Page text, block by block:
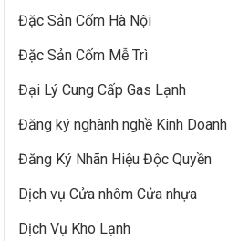
Đặc Sản Cốm Hà Nội
Đặc Sản Cốm Mễ Trì
Đại Lý Cung Cấp Gas Lạnh
Đăng ký nghành nghề Kinh Doanh
Đăng Ký Nhãn Hiệu Độc Quyền
Dịch vụ Cửa nhôm Cửa nhựa
Dịch Vụ Kho Lạnh